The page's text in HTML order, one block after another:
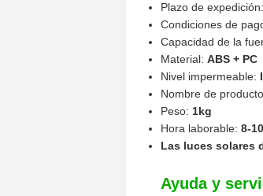
Plazo de expedición:
Condiciones de
Capacidad de la
Material: ABS + PC
Nivel impermeable:
Nombre de
Peso: 1kg
Hora laborable: 8-
Las luces solares
Ayuda y